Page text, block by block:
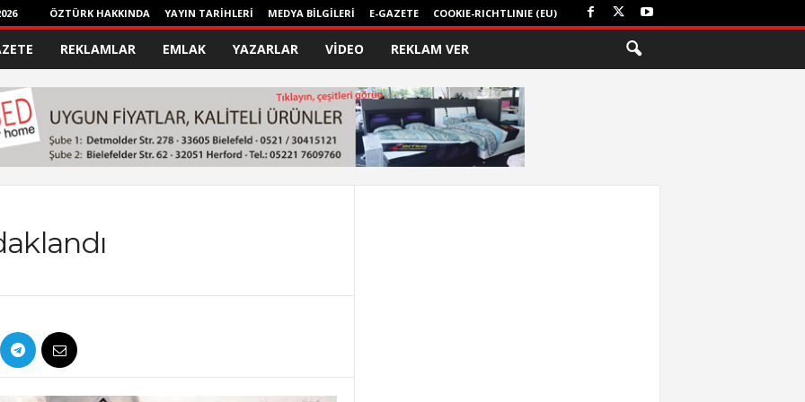
ÖZTÜRK HAKKINDA YAYIN TARİHLERİ MEDYA BİLGİLERİ E-GAZETE COOKIE-RICHTLINIE (EU)
REKLAMLAR EMLAK YAZARLAR VİDEO REKLAM VER